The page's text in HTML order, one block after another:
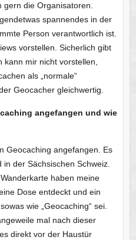
gern die Organisatoren.
spannendes in der
Person verantwortlich ist.
vorstellen. Sicherlich gibt
kann mir nicht vorstellen,
als „normale“
Geocacher gleichwertig.
angefangen und wie
Geocaching angefangen. Es
der Sächsischen Schweiz.
haben meine
Dose entdeckt und ein
wie „Geocaching“ sei.
mal nach dieser
direkt vor der Haustür